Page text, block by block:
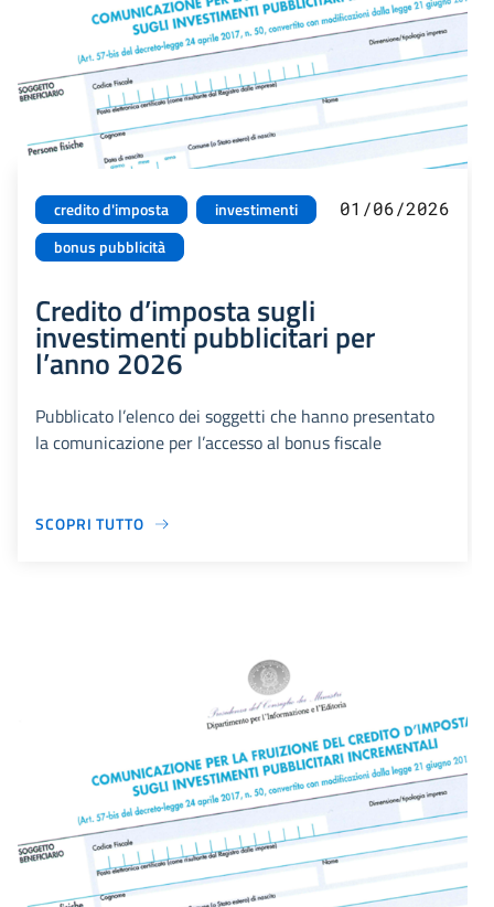
credito d'imposta
investimenti
bonus pubblicità
01/06/2026
Credito d’imposta sugli
investimenti pubblicitari per
l’anno 2026
Pubblicato l’elenco dei soggetti che hanno presentato
la comunicazione per l’accesso al bonus fiscale
SCOPRI TUTTO